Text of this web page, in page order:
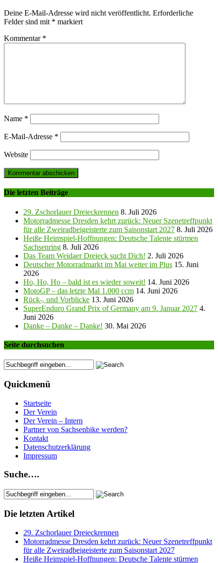
Deine E-Mail-Adresse wird nicht veröffentlicht. Erforderliche
Felder sind mit * markiert
Kommentar *
Name *
E-Mail-Adresse *
Website
Die letzten Beiträge
29. Zschorlauer Dreieckrennen 8. Juli 2026
Motorradmesse Dresden kehrt zurück: Neuer Szenetreffpunkt
für alle Zweiradbeigeisterte zum Saisonstart 2027 8. Juli 2026
Heiße Heimspiel-Hoffnungen: Deutsche Talente stürmen
Sachsenring 8. Juli 2026
Das Team Weidaer Dreieck sucht Dich! 2. Juli 2026
Deutscher Motorradmarkt im Mai weiter im Plus 15. Juni
2026
Ho, Ho, Ho – bald ist es wieder soweit! 14. Juni 2026
MotoGP – das letzte Mal 1.000 ccm 14. Juni 2026
Rück-, und Vorblicke 13. Juni 2026
SuperEnduro Grand Prix of Germany am 9. Januar 2027 4.
Juni 2026
Danke – Danke – Danke! 30. Mai 2026
Seite durchsuchen
Quickmenü
Startseite
Der Verein
Der Verein – Intern
Partner von Sachsenbike werden?
Kontakt
Datenschutzerklärung
Impressum
Suche….
Die letzten Artikel
29. Zschorlauer Dreieckrennen
Motorradmesse Dresden kehrt zurück: Neuer Szenetreffpunkt
für alle Zweiradbeigeisterte zum Saisonstart 2027
Heiße Heimspiel-Hoffnungen: Deutsche Talente stürmen